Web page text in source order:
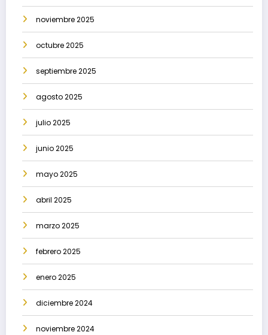
noviembre 2025
octubre 2025
septiembre 2025
agosto 2025
julio 2025
junio 2025
mayo 2025
abril 2025
marzo 2025
febrero 2025
enero 2025
diciembre 2024
noviembre 2024